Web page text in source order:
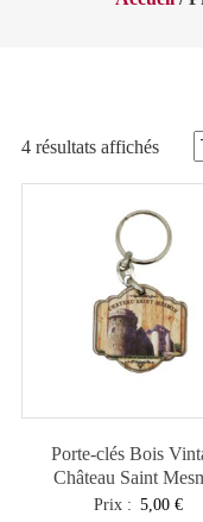
4 résultats affichésTrié
par
Porte-clés Bois
Château Saint
Prix : 5,00€